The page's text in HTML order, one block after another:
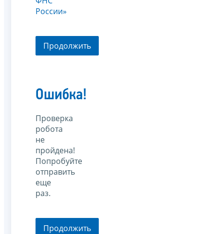
России»
Продолжить
Ошибка!
Проверка
робота
не
пройдена!
Попробуйте
отправить
еще
раз.
Продолжить